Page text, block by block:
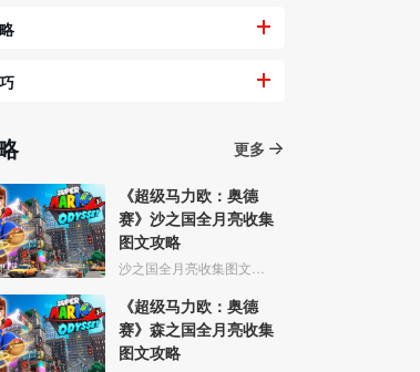
更多
《超级马力欧：奥德
赛》沙之国全月亮收集
图文攻略
《超级马力欧：奥德
赛》森之国全月亮收集
图文攻略